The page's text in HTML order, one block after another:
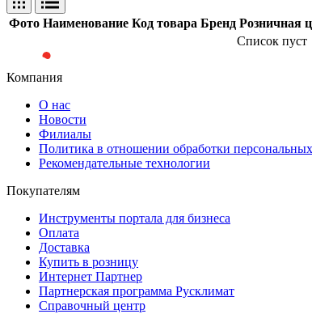
Фото Наименование Код товара Бренд Розничная
Список пуст
Компания
О нас
Новости
Филиалы
Политика в отношении обработки
Рекомендательные технологии
Покупателям
Инструменты портала для бизнеса
Оплата
Доставка
Купить в розницу
Интернет Партнер
Партнерская программа Русклимат
Справочный центр